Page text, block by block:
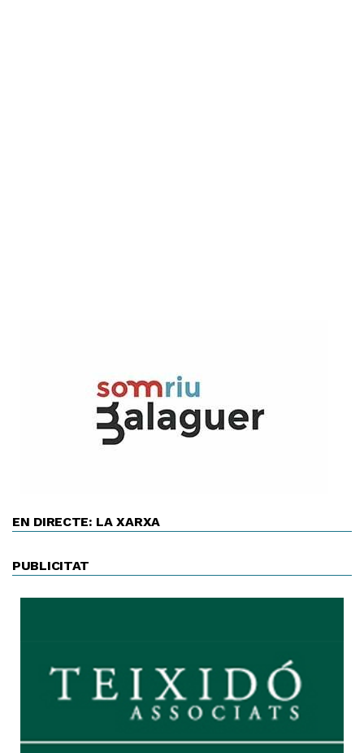
EN DIRECTE: LA XARXA
PUBLICITAT